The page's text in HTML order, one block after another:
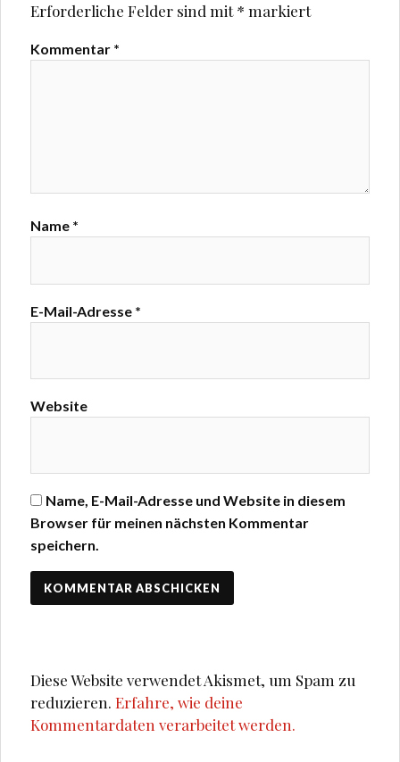
Erforderliche Felder sind mit* markiert
Kommentar *
Name *
E-Mail-Adresse *
Website
Name, E-Mail-Adresse und Website in diesem
Browser für meinen nächsten Kommentar
speichern.
Diese Website verwendet Akismet, um Spam zu
reduzieren.Erfahre, wie deine
Kommentardaten verarbeitet werden.